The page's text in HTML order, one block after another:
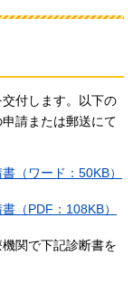
付します。以下の
請または郵送にて
（ワード：50KB）
（PDF：108KB）
関で下記診断書を